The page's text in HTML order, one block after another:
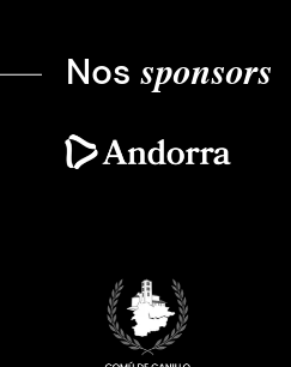
Nos sponsors
Image
Image